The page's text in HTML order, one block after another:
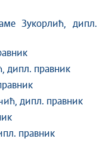
Зукорлић, дипл.
дипл. правник
дипл. правник
правник